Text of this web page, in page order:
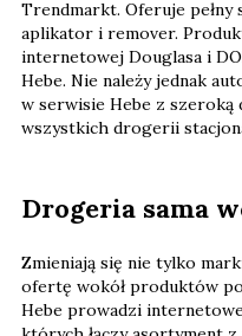
Trendmarkt. Oferuje pełny
aplikator i remover.
internetowej Douglasa i
Hebe. Nie należy jednak
w serwisie Hebe z szeroką
wszystkich drogerii
Drogeria sama
Zmieniają się nie tylko
ofertę wokół produktów
Hebe prowadzi